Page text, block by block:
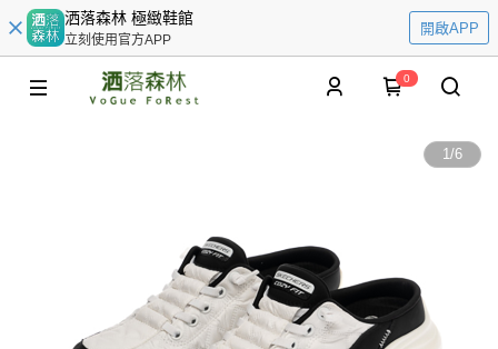
洒落森林 極緻鞋館
立刻使用官方APP
開啟APP
0
1/6